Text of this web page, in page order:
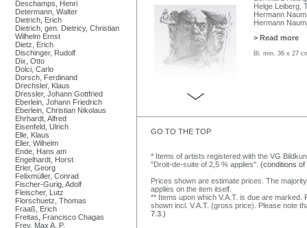
Deschamps, Henri
Determann, Walter
Dietrich, Erich
Dietrich, gen. Dietricy, Christian
Wilhelm Ernst
Dietz, Erich
Dischinger, Rudolf
Dix, Otto
Dolci, Carlo
Dorsch, Ferdinand
Drechsler, Klaus
Dressler, Johann Gottfried
Eberlein, Johann Friedrich
Eberlein, Christian Nikolaus
Ehrhardt, Alfred
Eisenfeld, Ulrich
Elle, Klaus
Eller, Wilhelm
Ende, Hans am
Engelhardt, Horst
Erler, Georg
Felixmüller, Conrad
Fischer-Gurig, Adolf
Fleischer, Lutz
Florschuetz, Thomas
Fraaß, Erich
Freitas, Francisco Chagas
Frey, Max A. P.
Helge Leiberg,
Hermann
Hermann
> Read more
Bl. min. 36 x 27
GO TO THE TOP
* Items of artists registered with the VG
"Droit-de-suite of 2,5 % applies". (conditions of
Prices shown are estimate prices. The
applies on the item itself.
** Items upon which V.A.T. is due are
shown incl. V.A.T. (gross price). Please note
7.3.)